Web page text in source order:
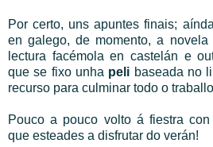
Por certo, uns apuntes finais;
en galego, de momento, a
lectura facémola en castelán e
que se fixo unha peli baseada no
recurso para culminar todo o
Pouco a pouco volto á fiestra
que esteades a disfrutar do verán!